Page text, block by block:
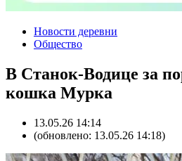
Новости деревни
Общество
В Станок-Водице за
кошка Мурка
13.05.26 14:14
(обновлено: 13.05.26 14:18)